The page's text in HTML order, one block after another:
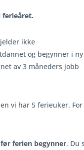
ferieåret.
ikke
og begynner i
av 3 måneders jobb
vi har 5 ferieuker.
ferien begynner. Du